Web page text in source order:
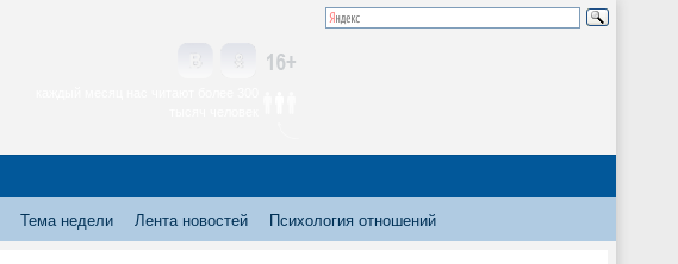
Тема недели Лента новостей Психология отношений